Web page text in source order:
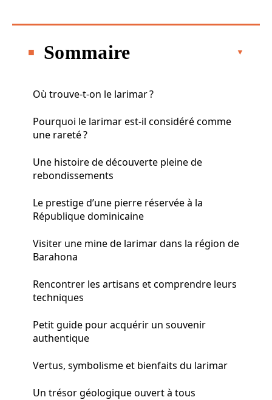
Sommaire
Où trouve-t-on le larimar ?
Pourquoi le larimar est-il considéré comme
une rareté ?
Une histoire de découverte pleine de
rebondissements
Le prestige d’une pierre réservée à la
République dominicaine
Visiter une mine de larimar dans la région de
Barahona
Rencontrer les artisans et comprendre leurs
techniques
Petit guide pour acquérir un souvenir
authentique
Vertus, symbolisme et bienfaits du larimar
Un trésor géologique ouvert à tous